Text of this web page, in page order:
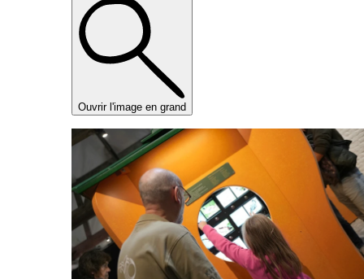
Ouvrir l'image en grand